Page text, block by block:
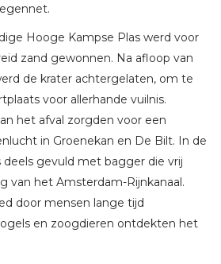
Hooge Kampse Plas werd voor
zand gewonnen. Na afloop van
de krater achtergelaten, om te
voor allerhande vuilnis.
het afval zorgden voor een
in Groenekan en De Bilt. In de
deels gevuld met bagger die vrij
van het Amsterdam-Rijnkanaal.
door mensen lange tijd
en zoogdieren ontdekten het